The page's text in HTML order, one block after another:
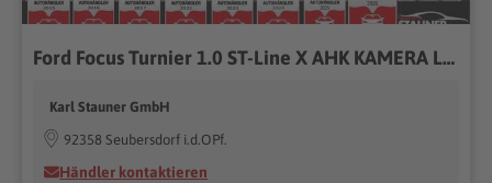
Ford Focus Turnier 1.0 ST-Line X AHK KAMERA LED SHZ
Karl Stauner GmbH
92358 Seubersdorf i.d.OPf.
Händler kontaktieren